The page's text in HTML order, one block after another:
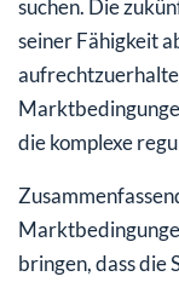
suchen. Die
seiner Fähigkeit
die komplexe
bringen, dass die